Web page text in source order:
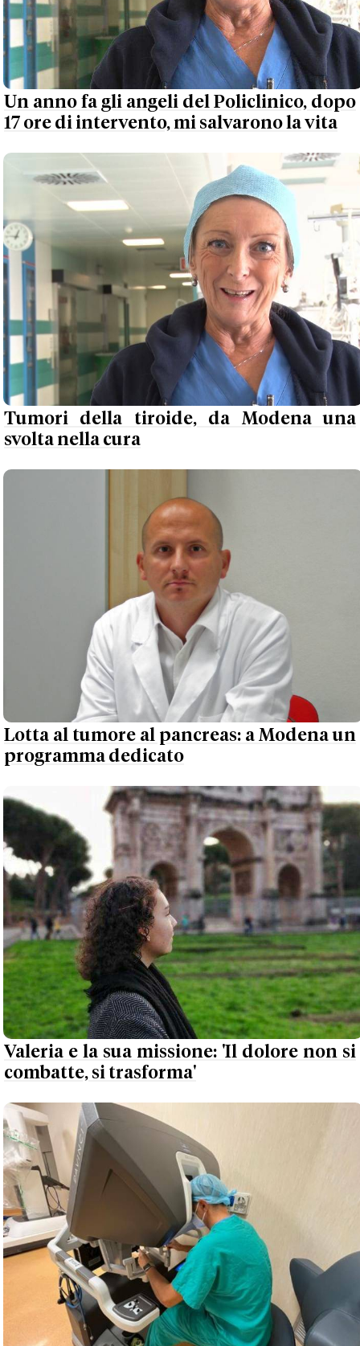
Un anno fa gli angeli del Policlinico, dopo
17 ore di intervento, mi salvarono la vita
Tumori della tiroide, da Modena una
svolta nella cura
Lotta al tumore al pancreas: a Modena un
programma dedicato
Valeria e la sua missione: 'Il dolore non si
combatte, si trasforma'